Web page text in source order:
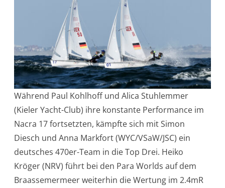
Während Paul Kohlhoff und Alica Stuhlemmer
(Kieler Yacht-Club) ihre konstante Performance im
Nacra 17 fortsetzten, kämpfte sich mit Simon
Diesch und Anna Markfort (WYC/VSaW/JSC) ein
deutsches 470er-Team in die Top Drei. Heiko
Kröger (NRV) führt bei den Para Worlds auf dem
Braassemermeer weiterhin die Wertung im 2.4mR